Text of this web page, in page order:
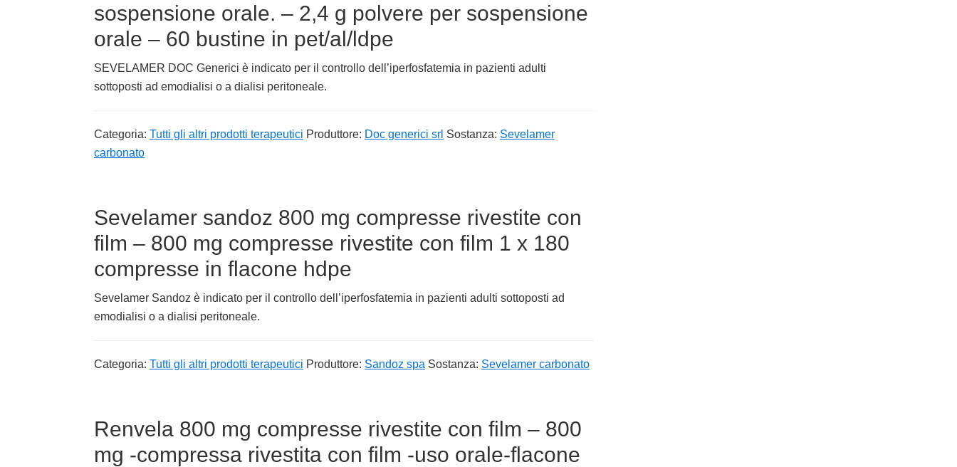
sospensione orale. – 2,4 g polvere per sospensione
orale – 60 bustine in pet/al/ldpe
SEVELAMER DOC Generici è indicato per il controllo dell’iperfosfatemia in pazienti adulti
sottoposti ad emodialisi o a dialisi peritoneale.
Categoria: Tutti gli altri prodotti terapeutici Produttore: Doc generici srl Sostanza: Sevelamer
carbonato
Sevelamer sandoz 800 mg compresse rivestite con
film – 800 mg compresse rivestite con film 1 x 180
compresse in flacone hdpe
Sevelamer Sandoz è indicato per il controllo dell’iperfosfatemia in pazienti adulti sottoposti ad
emodialisi o a dialisi peritoneale.
Categoria: Tutti gli altri prodotti terapeutici Produttore: Sandoz spa Sostanza: Sevelamer carbonato
Renvela 800 mg compresse rivestite con film – 800
mg -compressa rivestita con film -uso orale-flacone